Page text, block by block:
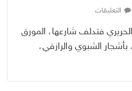
التعليقات
فتدلف شارعها، المورق
الشبوي والرازقي،